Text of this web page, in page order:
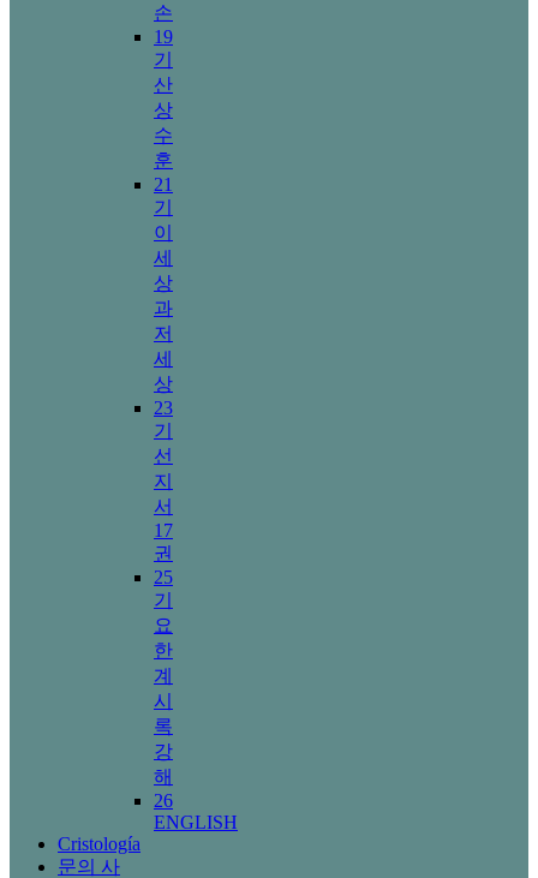
손
19
기
산
상
수
훈
21
기
이
세
상
과
저
세
상
23
기
선
지
서
17
권
25
기
요
한
계
시
록
강
해
26
ENGLISH
Cristología
문의 사